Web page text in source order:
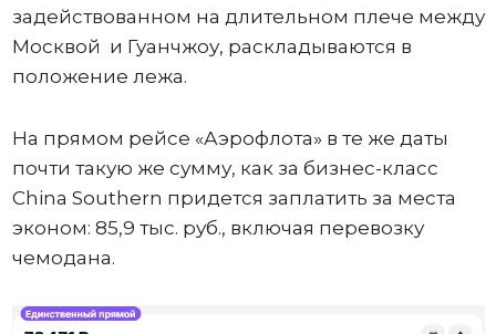
задействованном на длительном плече между
Москвой и Гуанчжоу, раскладываются в
положение лежа.
На прямом рейсе «Аэрофлота» в те же даты
почти такую же сумму, как за бизнес-класс
China Southern придется заплатить за места
эконом: 85,9 тыс. руб., включая перевозку
чемодана.